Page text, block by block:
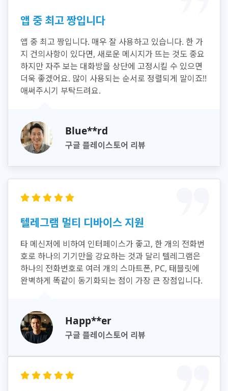
앱 중 최고 짱입니다
앱 중 최고 짱입니다. 매우 잘 사용하고 있습니다. 한 가
지 건의사항이 있다면, 새로운 메시지가 뜨는 것도 중요
하지만 자주 보는 대화방을 상단에 고정시킬 수 있으면
더욱 좋겠어요. 많이 사용되는 순서로 정렬되게 말이죠!!
애써주시기 부탁드려요.
Blue**rd
구글 플레이스토어 리뷰
텔레그램 멀티 디바이스 지원
타 메신저에 비하여 인터페이스가 좋고, 한 개의 전화번
호로 하나의 기기만을 강요하는 것과 달리 텔레그램은
하나의 전화번호로 여러 개의 스마트폰, PC, 태블릿에
완벽하게 똑같이 동기화되는 점이 가장 큰 장점입니다.
Happ**er
구글 플레이스토어 리뷰